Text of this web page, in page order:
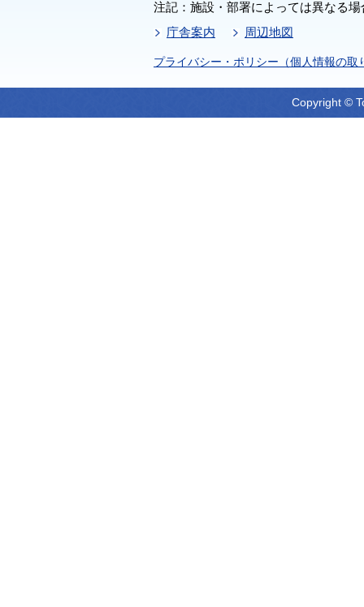
注記：施設・部署によっては異なる
庁舎案内
周辺地図
プライバシー・ポリシー（個人情報の取
Copyright ©